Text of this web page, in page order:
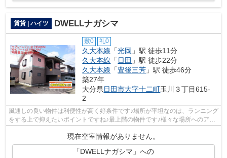
賃貸 | ハイツ DWELLナガシマ
敷0 礼0
久大本線 「光岡 」駅 徒歩11分
久大本線 「 日田 」駅 徒歩22分
久大本線 「豊後三芳 」駅 徒歩46分
築27年
大分県日田市大字十二町玉川３丁目615-
2
風通しの良い物件は利便性が高く好条件です♪場所が平坦なのは、ランニング
をする上で抑えたいポイントですね♪最上階の物件です♪様々な場所へのアク
セスがしやすくなる2駅利用可能な物...
現在空室情報がありません。
「DWELLナガシマ」への